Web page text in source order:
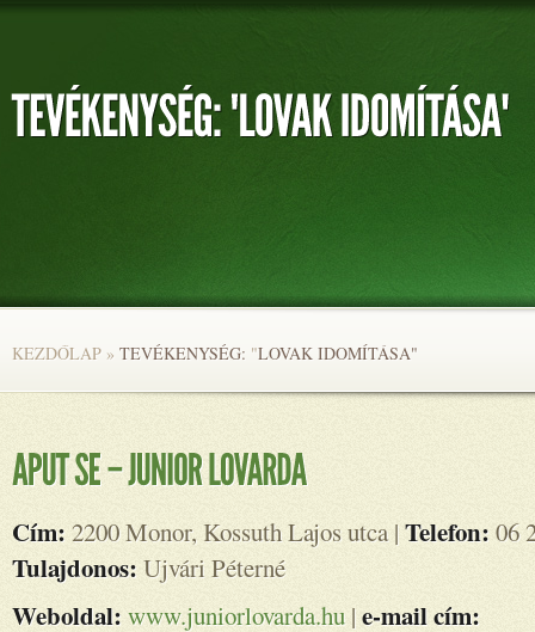
KEZDŐLAP » TEVÉKENYSÉG: "LOVAK IDOMÍTÁSA"
Cím: 2200 Monor, Kossuth Lajos utca |Telefon: 06
Tulajdonos: Ujvári Péterné
Weboldal: www.juniorlovarda.hu|e-mail cím: